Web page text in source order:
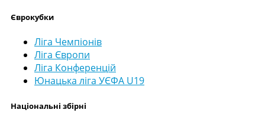
Єврокубки
Ліга Чемпіонів
Ліга Європи
Ліга Конференцій
Юнацька ліга УЄФА U19
Національні збірні